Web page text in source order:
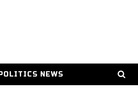
POLITICS NEWS